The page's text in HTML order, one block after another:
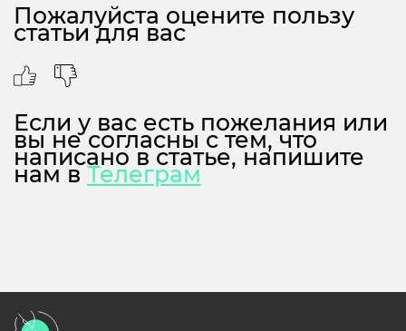
Пожалуйста оцените пользу
статьи для вас
Если у вас есть пожелания или
вы не согласны с тем, что
написано в статье, напишите
нам вТелеграм